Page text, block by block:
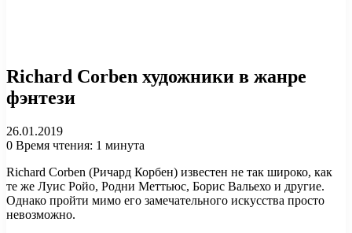
Richard Corben художники в жанре
фэнтези
26.01.2019
0 Время чтения: 1 минута
Richard Corben (Ричард Корбен) известен не так широко, как
те же Луис Ройо, Родни Меттьюс, Борис Вальехо и другие.
Однако пройти мимо его замечательного искусства просто
невозможно.